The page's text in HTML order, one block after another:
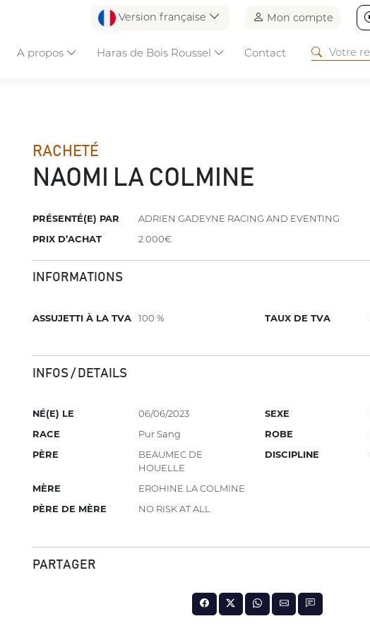
Version française Mon compte
A propos Haras de Bois Roussel Contact
RACHETÉ
NAOMI LA COLMINE
PRÉSENTÉ(E) PAR
ADRIEN GADEYNE RACING AND EVENTING
PRIX D’ACHAT
2 000€
INFORMATIONS
ASSUJETTI À LA TVA 100 % TAUX DE TVA
INFOS / DETAILS
NÉ(E) LE
06/06/2023
RACE
Pur Sang
PÈRE
BEAUMEC DE
HOUELLE
MÈRE
EROHINE LA COLMINE
PÈRE DE MÈRE
NO RISK AT ALL
SEXE
ROBE
DISCIPLINE
PARTAGER